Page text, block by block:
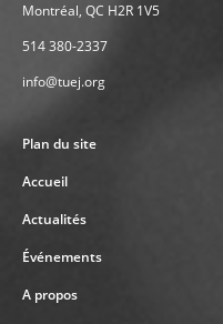
Montréal, QC H2R 1V5
514 380-2337
info@tuej.org
Plan du site
Accueil
Actualités
Événements
A propos